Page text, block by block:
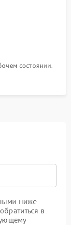
состоянии.
ниже
в